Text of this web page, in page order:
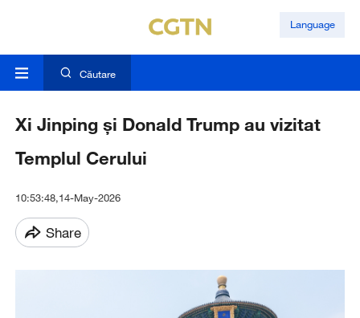
Language
Căutare
Xi Jinping şi Donald Trump au vizitat
Templul Cerului
10:53:48,14-May-2026
Share